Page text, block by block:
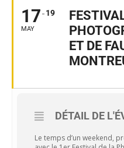
17
MAY
19
ET DE
DÉTAIL DE
Le temps d’un weekend,